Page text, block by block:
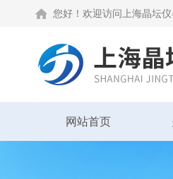
您好！欢迎访问上海晶坛
网站首页